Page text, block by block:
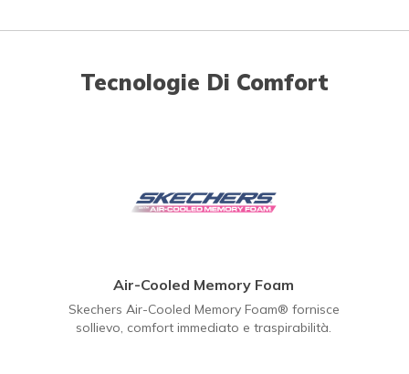
Tecnologie Di Comfort
Air-Cooled Memory Foam
Skechers Air-Cooled Memory Foam® fornisce
sollievo, comfort immediato e traspirabilità.